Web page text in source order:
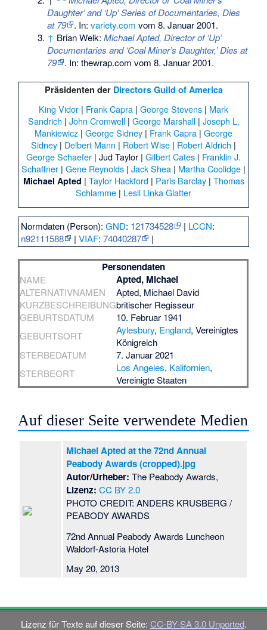
Daughter’ and ‘Up’ Series of Documentaries, Dies
at 79
. In:variety.com vom 8. Januar 2001.
↑ Brian Welk:Michael Apted, Director of ‘Up’
Documentaries and ‘Coal Miner’s Daughter,’ Dies at
79
. In: thewrap.com vom 8. Januar 2001.
Präsidenten der Directors Guild of America
King Vidor | Frank Capra | George Stevens | Mark
Sandrich | John Cromwell| George Marshall| Joseph L.
Mankiewicz | George Sidney | Frank Capra | George
Sidney | Delbert Mann | Robert Wise | Robert Aldrich |
George Schaefer | Jud Taylor | Gilbert Cates | Franklin J.
Schaffner | Gene Reynolds | Jack Shea | Martha Coolidge |
Michael Apted | Taylor Hackford| Paris Barclay| Thomas
Schlamme | Lesli Linka Glatter
Normdaten (Person):GND: 121734528 | LCCN:
n92111588
|VIAF:74040287 |
Personendaten
NAME Apted, Michael
ALTERNATIVNAMEN
Apted, Michael David
KURZBESCHREIBUNGbritischer Regisseur
GEBURTSDATUM
10. Februar 1941
GEBURTSORT
Aylesbury, England, Vereinigtes
Königreich
STERBEDATUM
7. Januar 2021
STERBEORT
Los Angeles, Kalifornien,
Vereinigte Staaten
Auf dieser Seite verwendete Medien
Michael Apted at the 72nd Annual
Peabody Awards (cropped).jpg
Autor/Urheber: The Peabody Awards,
Lizenz: CC BY 2.0
PHOTO CREDIT: ANDERS KRUSBERG /
PEABODY AWARDS
72nd Annual Peabody Awards Luncheon
Waldorf-Astoria Hotel
May 20, 2013
Lizenz für Texte auf dieser Seite: CC-BY-SA 3.0 Unported.